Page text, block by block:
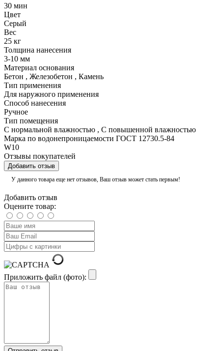
30 мин
Цвет
Серый
Вес
25 кг
Толщина нанесения
3-10 мм
Материал основания
Бетон , Железобетон , Камень
Тип применения
Для наружного применения
Способ нанесения
Ручное
Тип помещения
С нормальной влажностью , С повышенной влажностью
Марка по водонепроницаемости ГОСТ 12730.5-84
W10
Отзывы покупателей
Добавить отзыв
У данного товара еще нет отзывов, Ваш отзыв может стать первым!
Добавить отзыв
Оцените товар:
Приложить файл (фото):